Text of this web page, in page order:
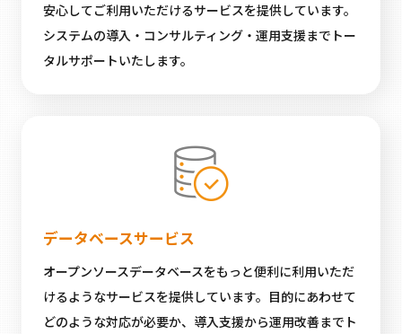
安心してご利用いただけるサービスを提供しています。
システムの導入・コンサルティング・運用支援までトー
タルサポートいたします。
データベースサービス
オープンソースデータベースをもっと便利に利用いただ
けるようなサービスを提供しています。目的にあわせて
どのような対応が必要か、導入支援から運用改善までト